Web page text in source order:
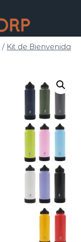
/ Kit de Bienvenida